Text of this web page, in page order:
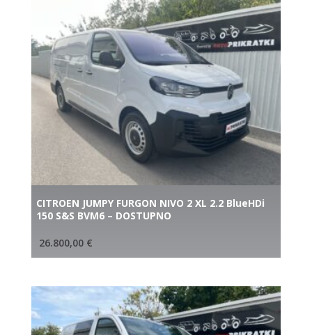
CITROEN JUMPY FURGON NIVO 2 XL 2.2 BlueHDi
150 S&S BVM6 – DOSTUPNO
26.800,00 €